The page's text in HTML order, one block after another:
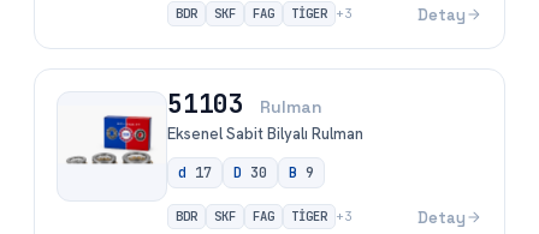
BDR SKF FAG TİGER +3 Detay
51103 Rulman
Eksenel Sabit Bilyalı Rulman
d 17 D 30 B 9
BDR SKF FAG TİGER +3 Detay